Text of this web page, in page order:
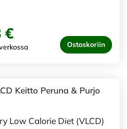
€
Ostoskoriin
Keitto Peruna & Purjo
Low Calorie Diet (VLCD)